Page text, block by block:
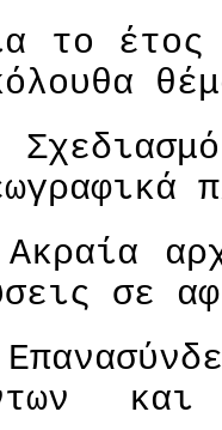
το έτος
σε